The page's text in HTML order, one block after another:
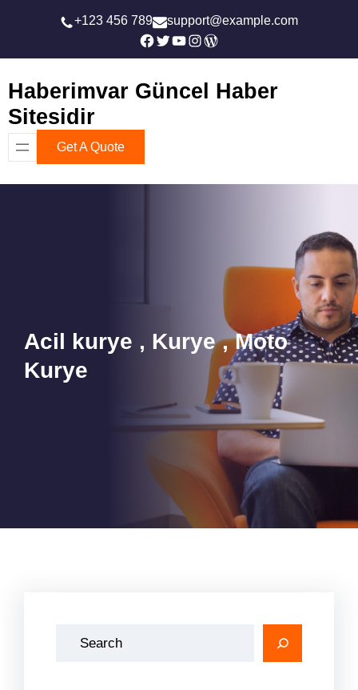
+123 456 789
support@example.com
Facebook
Twitter
YouTube
Instagram
WordPress
Haberimvar Güncel Haber
Sitesidir
Get A Quote
Acil kurye , Kurye , Moto
Kurye